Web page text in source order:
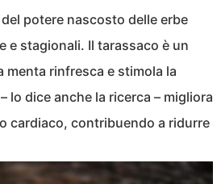
potere nascosto delle erbe
e stagionali. Il tarassaco è un
menta rinfresca e stimola la
lo dice anche la ricerca – migliora
cardiaco, contribuendo a ridurre